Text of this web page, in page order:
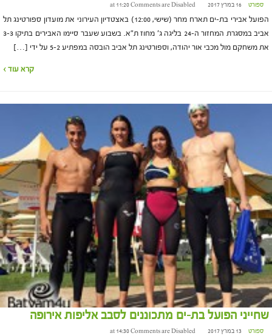
ספורט 16 במרץ 2017 at 11:20 Comments are Disabled
הפועל אבירי בת-ים תארח מחר (שישי, 12:00) באצטדיון העירוני את מועדון ספורטינג תל
אביב במסגרת המחזור ה-24 בליגה ג' מחוז ת"א. בשבוע שעבר סיימו האבירים בתיקו 3-3
את משחקם מול מכבי אור יהודה, וספורטינג תל אביב הובסה במפתיע 5-2 על ידי […]
קרא עוד ›
שחייני הפועל בת-ים מתכוננים לסבב אליפות אירופה
ספורט 13 במרץ 2017 at 14:30 Comments are Disabled